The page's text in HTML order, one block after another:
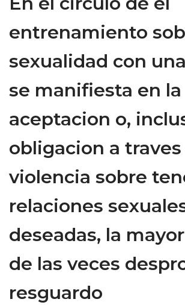
entrenamiento
sexualidad con
se manifiesta en la
aceptacion o,
obligacion a traves
violencia sobre
relaciones
deseadas, la
de las veces
resguardo